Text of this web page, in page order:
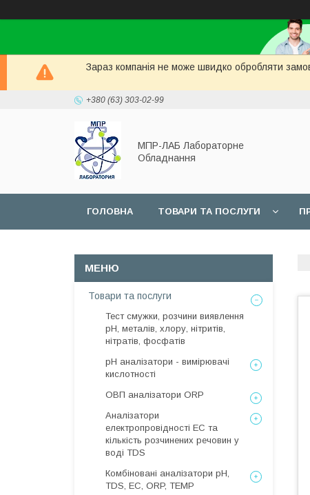
Зараз компанія не може швидко обробляти
+380 (63) 303-02-99
МПР-ЛАБ Лабораторне
Обладнання
ГОЛОВНА ТОВАРИ ТА ПОСЛУГИ
Товари та послуги
Тест смужки, розчини виявлення
рН, металів, хлору, нітритів,
нітратів, фосфатів
рН аналізатори - вимірювачі
кислотності
ОВП аналізатори ORP
Аналізатори
електропровідності EC та
кількість розчинених речовин у
воді TDS
Комбіновані аналізатори pH,
TDS, EC, ORP, TEMP